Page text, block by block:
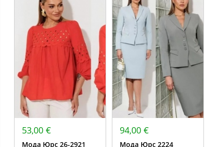
53,00 €
Мода Юрс 26-2921
94,00 €
Мода Юрс 2224